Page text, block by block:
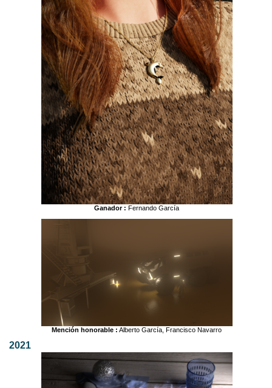
Ganador : Fernando García
Mención honorable : Alberto García, Francisco Navarro
2021